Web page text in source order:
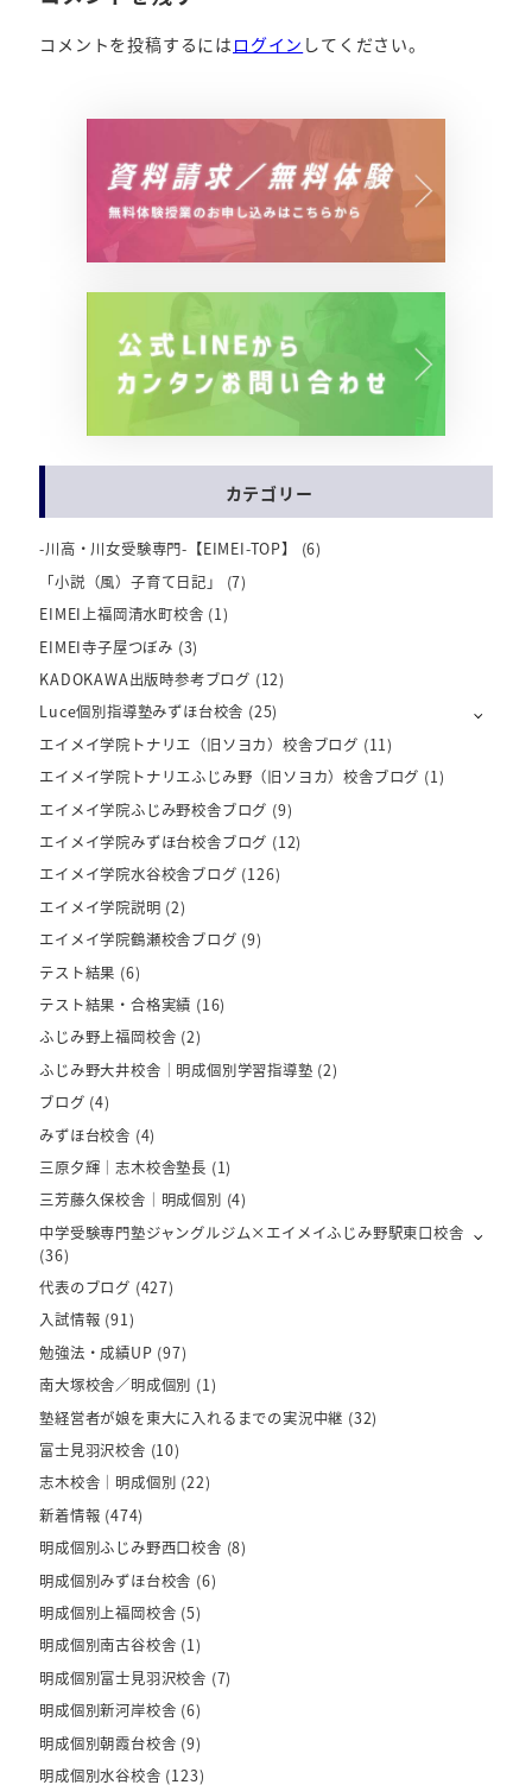
コメントを投稿するには ログイン してください。
カテゴリー
-川高・川女受験専門-【EIMEI-TOP】
(6)
「小説（風）子育て日記」
(7)
EIMEI上福岡清水町校舎 (1)
EIMEI寺子屋つぼみ (3)
KADOKAWA出版時参考ブログ (12)
Luce個別指導塾みずほ台校舎 (25)
エイメイ学院トナリエ（旧ソヨカ）校舎ブログ (11)
エイメイ学院トナリエふじみ野（旧ソヨカ）校舎ブログ (1)
エイメイ学院ふじみ野校舎ブログ (9)
エイメイ学院みずほ台校舎ブログ (12)
エイメイ学院水谷校舎ブログ (126)
エイメイ学院説明 (2)
エイメイ学院鶴瀬校舎ブログ (9)
テスト結果 (6)
テスト結果・合格実績 (16)
ふじみ野上福岡校舎 (2)
ふじみ野大井校舎｜明成個別学習指導塾 (2)
ブログ (4)
みずほ台校舎 (4)
三原夕輝｜志木校舎塾長 (1)
三芳藤久保校舎｜明成個別 (4)
中学受験専門塾ジャングルジム×エイメイふじみ野駅東口校舎
(36)
代表のブログ (427)
入試情報 (91)
勉強法・成績UP (97)
南大塚校舎／明成個別 (1)
塾経営者が娘を東大に入れるまでの実況中継 (32)
富士見羽沢校舎 (10)
志木校舎｜明成個別 (22)
新着情報 (474)
明成個別ふじみ野西口校舎 (8)
明成個別みずほ台校舎 (6)
明成個別上福岡校舎 (5)
明成個別南古谷校舎 (1)
明成個別富士見羽沢校舎 (7)
明成個別新河岸校舎 (6)
明成個別朝霞台校舎 (9)
明成個別水谷校舎 (123)